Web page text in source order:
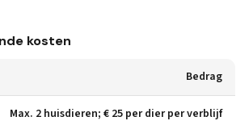
kosten
Bedrag
Max. 2 huisdieren; € 25 per dier per verblijf